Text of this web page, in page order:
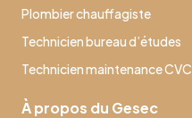
Plombier chauffagiste
Technicien bureau d’études
Technicien maintenance CVC
À propos du Gesec